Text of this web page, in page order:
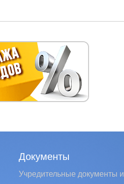
Документы
Учредительные документы и